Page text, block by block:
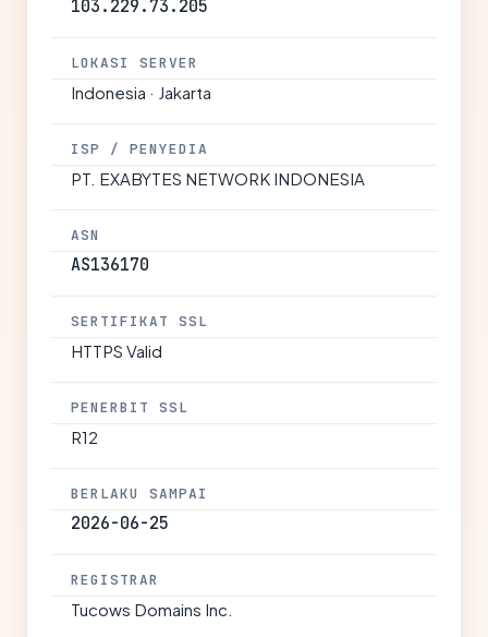
103.229.73.205
LOKASI SERVER
Indonesia · Jakarta
ISP / PENYEDIA
PT. EXABYTES NETWORK INDONESIA
ASN
AS136170
SERTIFIKAT SSL
HTTPS Valid
PENERBIT SSL
R12
BERLAKU SAMPAI
2026-06-25
REGISTRAR
Tucows Domains Inc.